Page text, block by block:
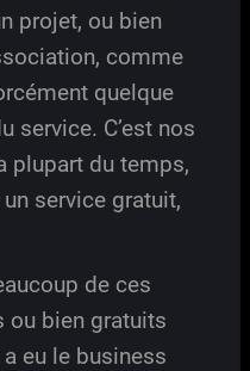
projet, ou bien
comme
quelque
service. C’est nos
plupart du temps,
service gratuit,
de ces
ou bien gratuits
eu le business